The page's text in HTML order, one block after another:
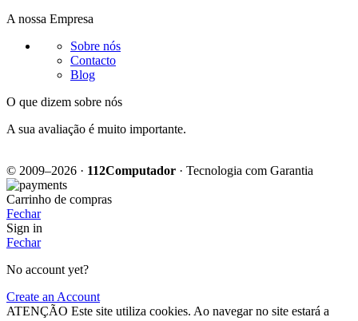
A nossa Empresa
Sobre nós
Contacto
Blog
O que dizem sobre nós
A sua avaliação é muito importante.
© 2009–2026 · 112Computador · Tecnologia com Garantia
Carrinho de compras
Fechar
Sign in
Fechar
No account yet?
Create an Account
ATENÇÃO Este site utiliza cookies. Ao navegar no site estará a